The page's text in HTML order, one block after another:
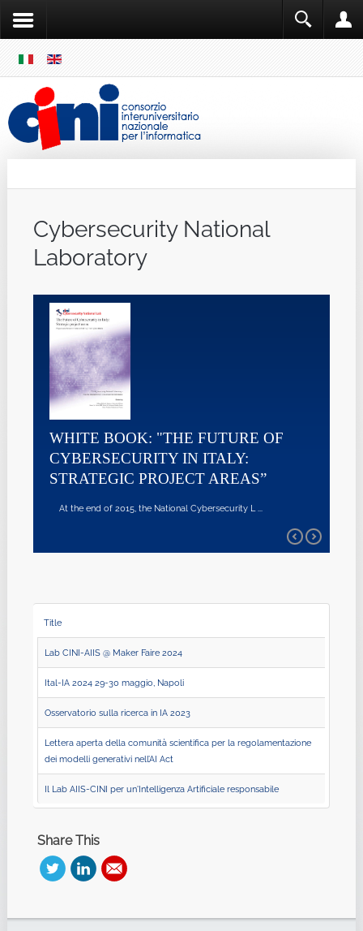
MENU
Cybersecurity National
Laboratory
WHITE BOOK: "THE FUTURE OF
CYBERSECURITY IN ITALY:
STRATEGIC PROJECT AREAS”
At the end of 2015, the National Cybersecurity L ...
Title
Lab CINI-AIIS @ Maker Faire 2024
Ital-IA 2024 29-30 maggio, Napoli
Osservatorio sulla ricerca in IA 2023
Lettera aperta della comunità scientifica per la regolamentazione
dei modelli generativi nell’AI Act
Il Lab AIIS-CINI per un'Intelligenza Artificiale responsabile
Share This